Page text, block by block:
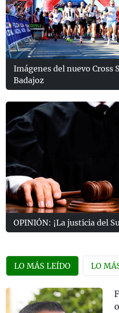
Imágenes del nuevo Cross
Badajoz
OPINIÓN: ¡La justicia del
LO MÁS LEÍDO LO